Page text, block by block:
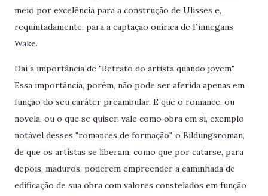
meio por excelência para a construção de Ulisses e,
requintadamente, para a captação onírica de Finnegans
Wake.
Daí a importância de "Retrato do artista quando jovem".
Essa importância, porém, não pode ser aferida apenas em
função do seu caráter preambular. É que o romance, ou
novela, ou o que se quiser, vale como obra em si, exemplo
notável desses "romances de formação", o Bildungsroman,
de que os artistas se liberam, como que por catarse, para
depois, maduros, poderem empreender a caminhada de
edificação de sua obra com valores constelados em função